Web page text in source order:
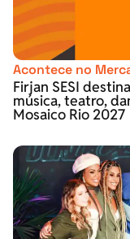
Acontece no
Firjan SESI
música, teatro,
Mosaico Rio 2027